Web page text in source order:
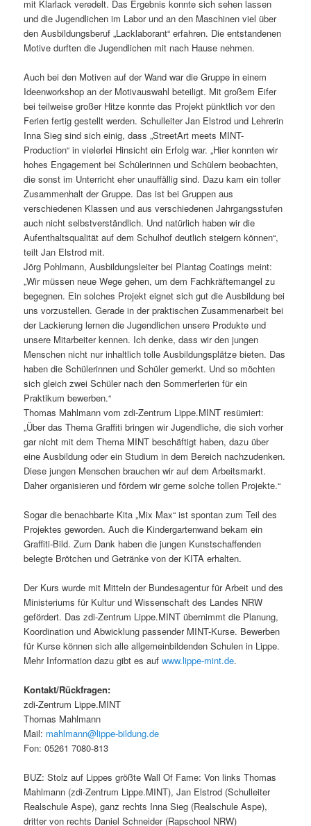
mit Klarlack veredelt. Das Ergebnis konnte sich sehen lassen
und die Jugendlichen im Labor und an den Maschinen viel über
den Ausbildungsberuf „Lacklaborant“ erfahren. Die entstandenen
Motive durften die Jugendlichen mit nach Hause nehmen.
Auch bei den Motiven auf der Wand war die Gruppe in einem
Ideenworkshop an der Motivauswahl beteiligt. Mit großem Eifer
bei teilweise großer Hitze konnte das Projekt pünktlich vor den
Ferien fertig gestellt werden. Schulleiter Jan Elstrod und Lehrerin
Inna Sieg sind sich einig, dass „StreetArt meets MINT-
Production“ in vielerlei Hinsicht ein Erfolg war. „Hier konnten wir
hohes Engagement bei Schülerinnen und Schülern beobachten,
die sonst im Unterricht eher unauffällig sind. Dazu kam ein toller
Zusammenhalt der Gruppe. Das ist bei Gruppen aus
verschiedenen Klassen und aus verschiedenen Jahrgangsstufen
auch nicht selbstverständlich. Und natürlich haben wir die
Aufenthaltsqualität auf dem Schulhof deutlich steigern können“,
teilt Jan Elstrod mit.
Jörg Pohlmann, Ausbildungsleiter bei Plantag Coatings meint:
„Wir müssen neue Wege gehen, um dem Fachkräftemangel zu
begegnen. Ein solches Projekt eignet sich gut die Ausbildung bei
uns vorzustellen. Gerade in der praktischen Zusammenarbeit bei
der Lackierung lernen die Jugendlichen unsere Produkte und
unsere Mitarbeiter kennen. Ich denke, dass wir den jungen
Menschen nicht nur inhaltlich tolle Ausbildungsplätze bieten. Das
haben die Schülerinnen und Schüler gemerkt. Und so möchten
sich gleich zwei Schüler nach den Sommerferien für ein
Praktikum bewerben.“
Thomas Mahlmann vom zdi-Zentrum Lippe.MINT resümiert:
„Über das Thema Graffiti bringen wir Jugendliche, die sich vorher
gar nicht mit dem Thema MINT beschäftigt haben, dazu über
eine Ausbildung oder ein Studium in dem Bereich nachzudenken.
Diese jungen Menschen brauchen wir auf dem Arbeitsmarkt.
Daher organisieren und fördern wir gerne solche tollen Projekte.“
Sogar die benachbarte Kita „Mix Max“ ist spontan zum Teil des
Projektes geworden. Auch die Kindergartenwand bekam ein
Graffiti-Bild. Zum Dank haben die jungen Kunstschaffenden
belegte Brötchen und Getränke von der KITA erhalten.
Der Kurs wurde mit Mitteln der Bundesagentur für Arbeit und des
Ministeriums für Kultur und Wissenschaft des Landes NRW
gefördert. Das zdi-Zentrum Lippe.MINT übernimmt die Planung,
Koordination und Abwicklung passender MINT-Kurse. Bewerben
für Kurse können sich alle allgemeinbildenden Schulen in Lippe.
Mehr Information dazu gibt es aufwww.lippe-mint.de.
Kontakt/Rückfragen:
zdi-Zentrum Lippe.MINT
Thomas Mahlmann
Mail: mahlmann@lippe-bildung.de
Fon: 05261 7080-813
BUZ: Stolz auf Lippes größte Wall Of Fame: Von links Thomas
Mahlmann (zdi-Zentrum Lippe.MINT), Jan Elstrod (Schulleiter
Realschule Aspe), ganz rechts Inna Sieg (Realschule Aspe),
dritter von rechts Daniel Schneider (Rapschool NRW)